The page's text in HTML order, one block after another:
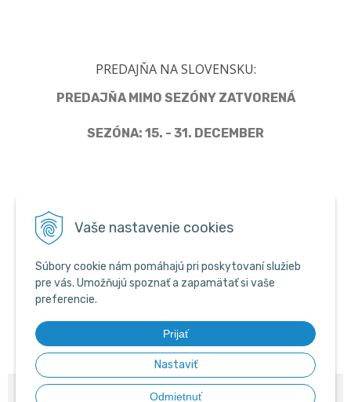
Vaše nastavenie cookies
Súbory cookie nám pomáhajú pri poskytovaní služieb
pre vás. Umožňujú spoznať a zapamätať si vaše
preferencie.
Prijať
Nastaviť
Odmietnuť
PREDAJŇA NA SLOVENSKU:
PREDAJŇA MIMO SEZÓNY ZATVORENÁ
SEZÓNA: 15. - 31. DECEMBER
© 2026 PYROWEB.SK • NextShop&e-shop Pohoda Connector NextCom